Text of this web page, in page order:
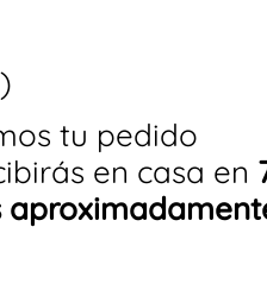
tu pedido
en casa en